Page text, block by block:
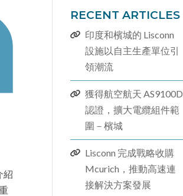
紹
RECENT ARTICLES
印度和檳城的 Lisconn
設施以自主生產單位引
領潮流
獲得航空航天 AS9100D
認證，擴大電纜組件範
圍－檳城
Lisconn 完成戰略收購
Mcurich，推動高速連
接解決方案發展